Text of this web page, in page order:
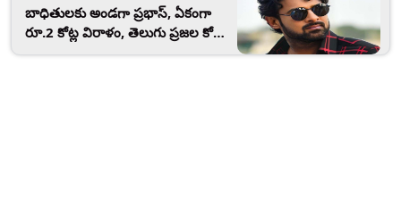
బాధితులకు అండగా ప్రభాస్, ఏకంగా
రూ.2 కోట్ల విరాళం, తెలుగు ప్రజల కోసం